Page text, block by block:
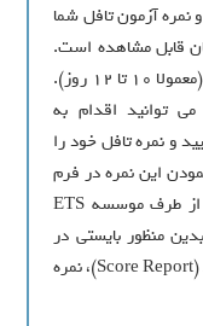
آزمون تافل شما
قابل مشاهده است.
البته اخیراً این زمان کمی کاهش یافته است (معمولا 10 تا 12 روز).
توانید اقدام به
و نمره تافل خود را
این نمره در فرم
اپلیکیشن دانشگاه، بایستی نمره تافل شما از طرف موسسه ETS
منظور بایستی در
بخش ارسال نمره تافل iBT در پروفایل خود (Score Report)، نمره